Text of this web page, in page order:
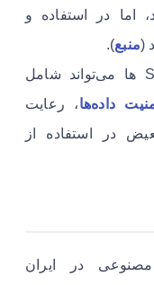
دارد، اما در استفاده و
منبع).
تأثیرات این سیاست‌ها بر روی SME ها می‌تواند شامل
داده‌ها، رعایت
در استفاده از
در ایران